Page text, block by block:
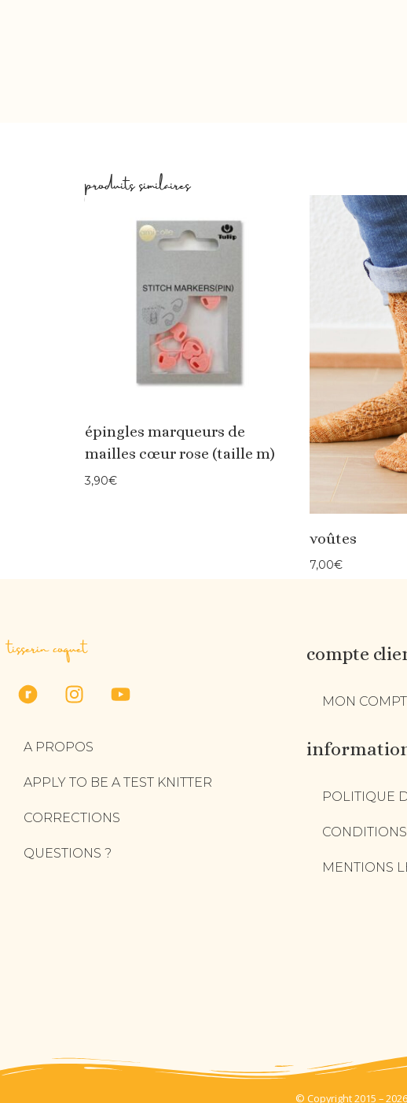
produits similaires
épingles marqueurs de
mailles cœur rose (taille m)
3,90€
voûtes
7,00€
tisserin coquet
A PROPOS
APPLY TO BE A TEST KNITTER
CORRECTIONS
QUESTIONS ?
compte
MON
POLITIQUE
MENTIONS
© Copyright 2015 –